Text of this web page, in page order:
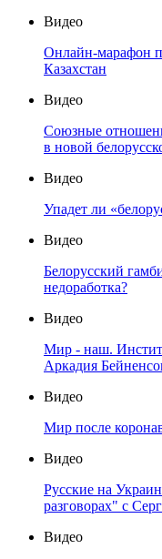
Видео
Онлайн-марафон
Казахстан
Видео
Союзные
в новой
Видео
Упадет ли
Видео
Белорусский
недоработка?
Видео
Мир - наш.
Аркадия
Видео
Мир после
Видео
Русские на
разговорах" с
Видео